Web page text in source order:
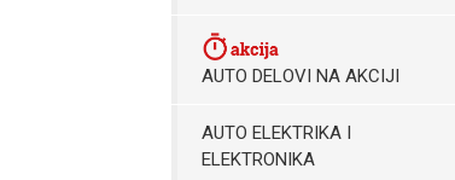
AUTO DELOVI NA AKCIJI
AUTO ELEKTRIKA I
ELEKTRONIKA